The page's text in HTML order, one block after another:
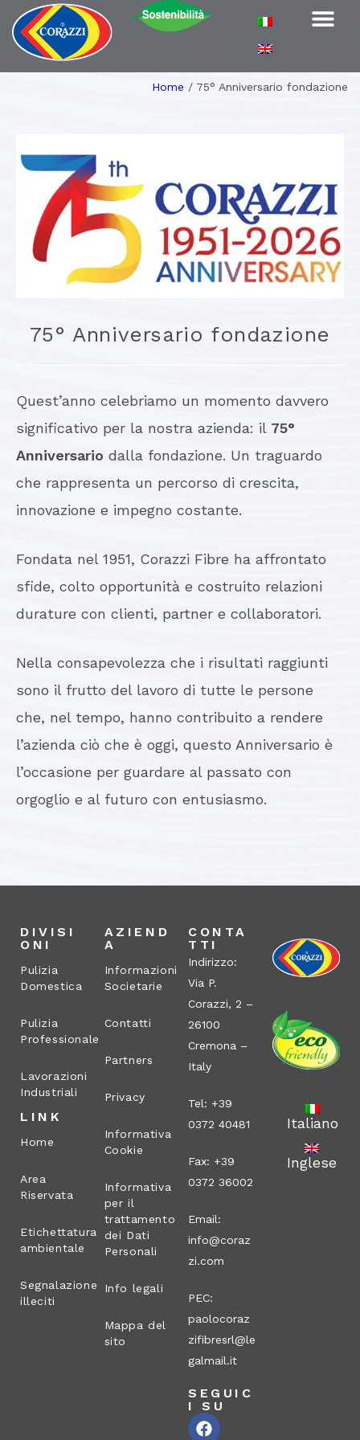
Home / 75° Anniversario fondazione
75° Anniversario fondazione
Quest’anno celebriamo un momento davvero
significativo per la nostra azienda: il 75°
Anniversario dalla fondazione. Un traguardo
che rappresenta un percorso di crescita,
innovazione e impegno costante.
Fondata nel 1951, Corazzi Fibre ha affrontato
sfide, colto opportunità e costruito relazioni
durature con clienti, partner e collaboratori.
Nella consapevolezza che i risultati raggiunti
sono il frutto del lavoro di tutte le persone
che, nel tempo, hanno contribuito a rendere
l’azienda ciò che è oggi, questo Anniversario è
l’occasione per guardare al passato con
orgoglio e al futuro con entusiasmo.
DIVISI
ONI
Pulizia
Domestica
Pulizia
Professionale
Lavorazioni
Industriali
LINK
Home
Area
Riservata
Etichettatura
ambientale
Segnalazione
illeciti
AZIEND
A
Informazioni
Societarie
Contatti
Partners
Privacy
Informativa
Cookie
Informativa
per il
trattamento
dei Dati
Personali
Info legali
Mappa del
sito
CONTA
TTI
Indirizzo:
Via P.
Corazzi, 2 –
26100
Cremona –
Italy
Tel: +39
0372 40481
Fax: +39
0372 36002
Email:
info@coraz
zi.com
PEC:
paolocoraz
zifibresrl@le
galmail.it
SEGUIC
I SU
Italiano
Inglese